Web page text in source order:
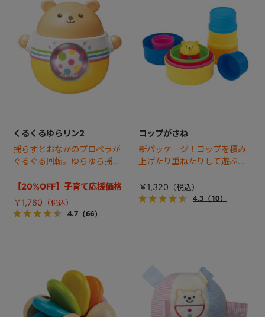
くるくるゆらリン2
揺らすとおなかのプロペラが
ぐるぐる回転。ゆらゆら揺ら
して楽しい、奏でるローリ
ー。
【20%OFF】子育て応援価格
￥1,760
4.7（66）
コップがさね
新パッケージ！コップを積み
上げたり重ねたりして遊ぶシ
ンプルなトイ。
￥1,320
4.3（10）